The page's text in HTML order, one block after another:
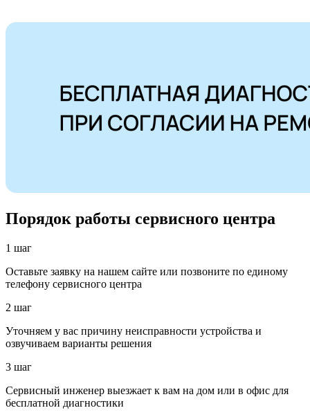
Порядок работы сервисного центра
1 шаг
Оставьте заявку на нашем сайте или позвоните по единому
телефону сервисного центра
2 шаг
Уточняем у вас причину неисправности устройства и
озвучиваем варианты решения
3 шаг
Сервисный инженер выезжает к вам на дом или в офис для
бесплатной диагностики